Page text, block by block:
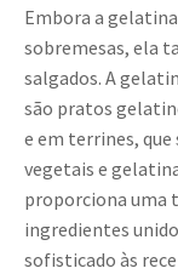
Embora a
sobremesas, ela
salgados. A
são pratos
e em terrines,
vegetais e
proporciona uma
ingredientes
sofisticado às